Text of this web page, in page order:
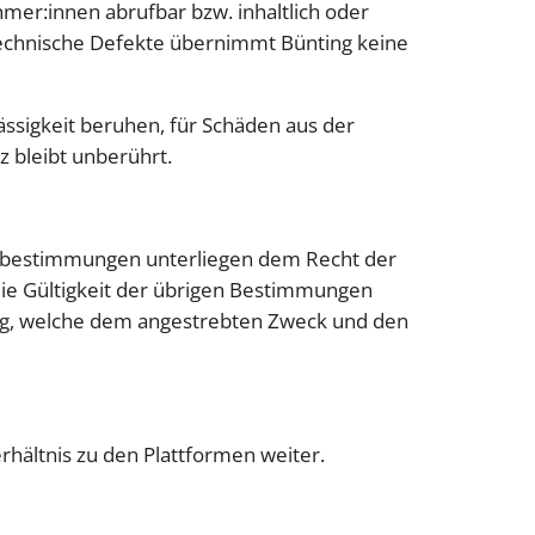
abrufbar bzw. inhaltlich oder
Defekte übernimmt Bünting keine
beruhen, für Schäden aus der
bleibt unberührt.
unterliegen dem Recht der
Gültigkeit der übrigen Bestimmungen
welche dem angestrebten Zweck und den
zu den Plattformen weiter.